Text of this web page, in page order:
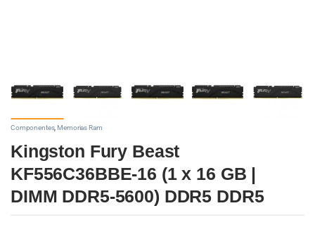
Componentes,Memorias Ram
Kingston Fury Beast
KF556C36BBE-16 (1 x 16 GB |
DIMM DDR5-5600) DDR5 DDR5